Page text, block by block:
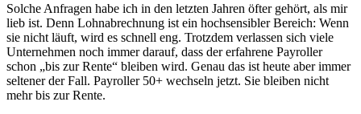
Solche Anfragen habe ich in den letzten Jahren öfter gehört, als mir
lieb ist. Denn Lohnabrechnung ist ein hochsensibler Bereich: Wenn
sie nicht läuft, wird es schnell eng. Trotzdem verlassen sich viele
Unternehmen noch immer darauf, dass der erfahrene Payroller
schon „bis zur Rente“ bleiben wird. Genau das ist heute aber immer
seltener der Fall. Payroller 50+ wechseln jetzt. Sie bleiben nicht
mehr bis zur Rente.